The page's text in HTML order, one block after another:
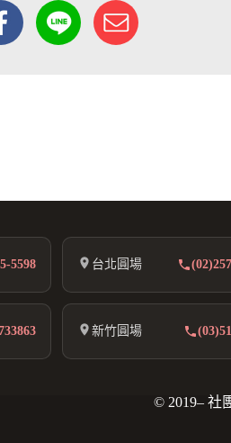
5598 台北圓場
新竹圓場
© 2019– 社